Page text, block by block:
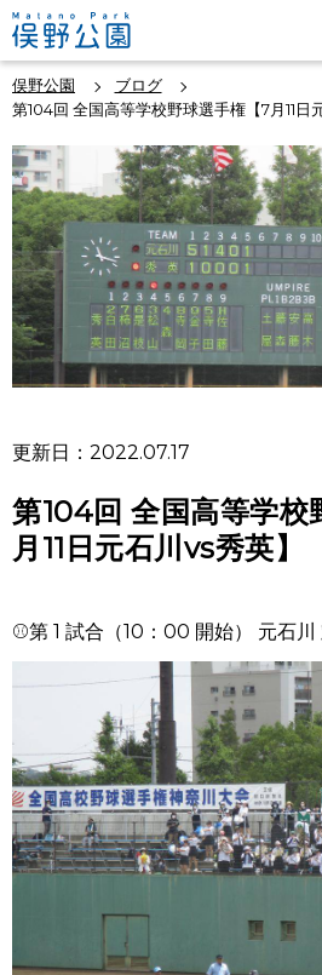
俣野公園
ブログ
第104回 全国高等学校野球選手権【7月11日
更新日：2022.07.17
第104回 全国高等学校
月11日元石川vs秀英】
⚾第 1 試合（10：00 開始） 元石川